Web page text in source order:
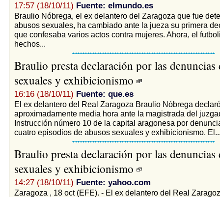
17:57 (18/10/11) Fuente: elmundo.es
Braulio Nóbrega, el ex delantero del Zaragoza que fue
abusos sexuales, ha cambiado ante la jueza su primera
que confesaba varios actos contra mujeres. Ahora, el
hechos...
Braulio presta declaración por las denuncias
sexuales y exhibicionismo
16:16 (18/10/11) Fuente: que.es
El ex delantero del Real Zaragoza Braulio Nóbrega
aproximadamente media hora ante la magistrada del
Instrucción número 10 de la capital aragonesa por
cuatro episodios de abusos sexuales y exhibicionismo.
Braulio presta declaración por las denuncias
sexuales y exhibicionismo
14:27 (18/10/11) Fuente: yahoo.com
Zaragoza , 18 oct (EFE). - El ex delantero del Real